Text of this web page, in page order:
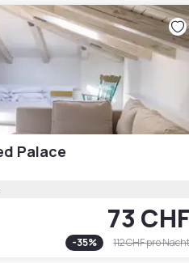
Palace
73
-35% 112 CHFpro